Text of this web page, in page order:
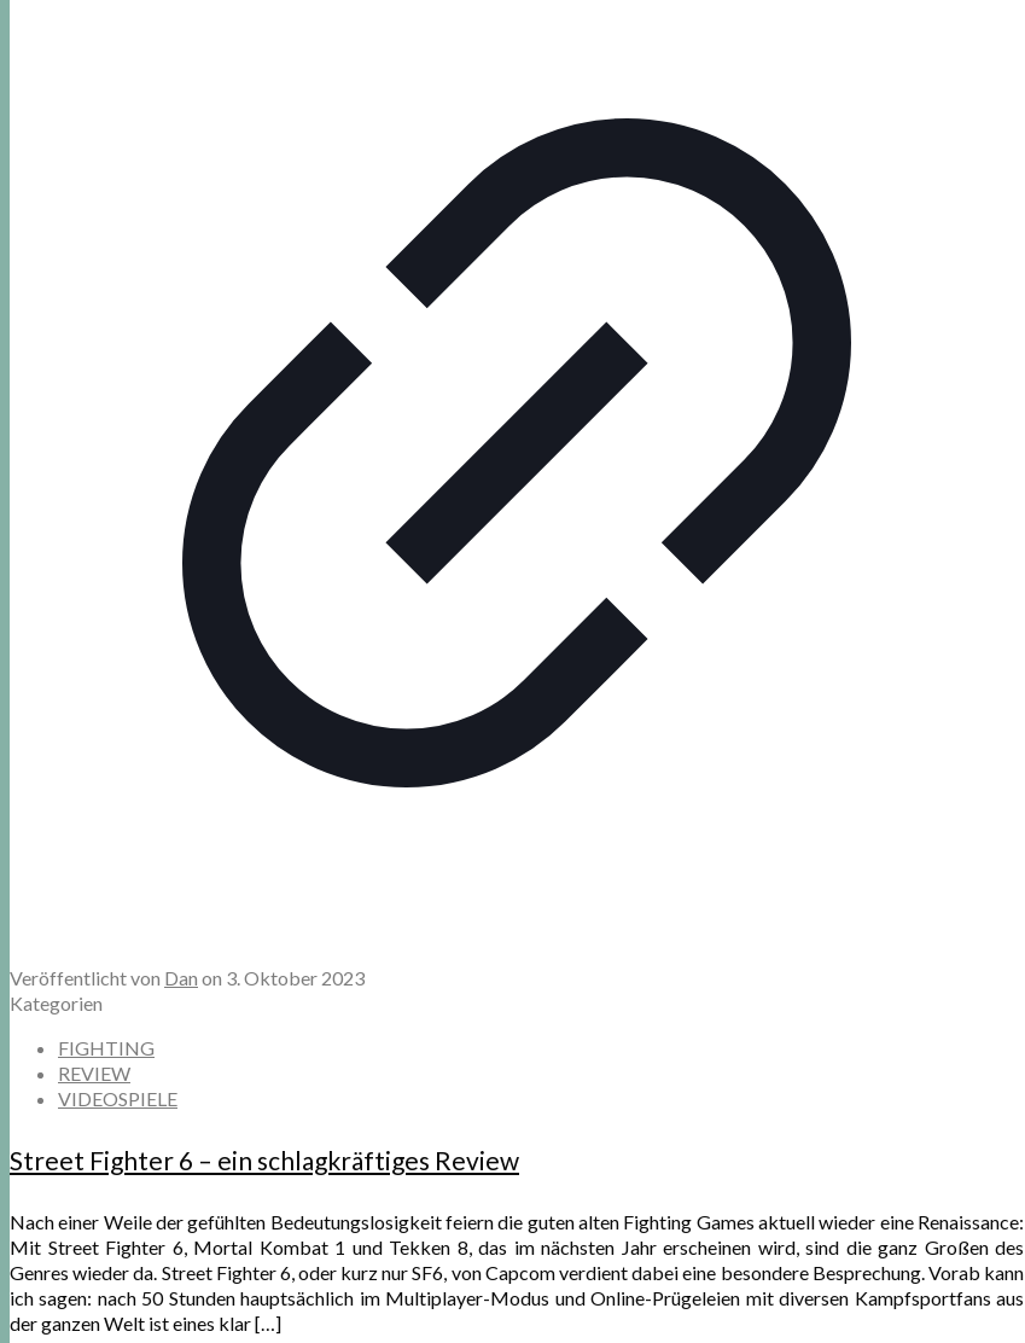
Veröffentlicht von Dan on 3. Oktober 2023
Kategorien
FIGHTING
REVIEW
VIDEOSPIELE
Street Fighter 6 – ein schlagkräftiges Review
Nach einer Weile der gefühlten Bedeutungslosigkeit feiern die guten alten Fighting Games aktuell wieder eine Renaissance:
Mit Street Fighter 6, Mortal Kombat 1 und Tekken 8, das im nächsten Jahr erscheinen wird, sind die ganz Großen des
Genres wieder da. Street Fighter 6, oder kurz nur SF6, von Capcom verdient dabei eine besondere Besprechung. Vorab kann
ich sagen: nach 50 Stunden hauptsächlich im Multiplayer-Modus und Online-Prügeleien mit diversen Kampfsportfans aus
der ganzen Welt ist eines klar[…]